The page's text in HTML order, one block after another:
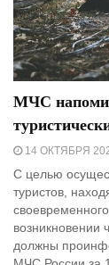
МЧС
14 ОКТЯБРЯ
С целью
туристов,
возникновении
должны